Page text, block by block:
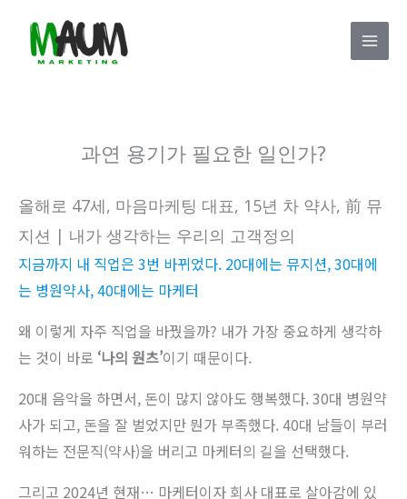
과연 용기가 필요한 일인가?
올해로 47세, 마음마케팅 대표, 15년 차 약사, 前 뮤
지션 | 내가 생각하는 우리의 고객정의
지금까지 내 직업은 3번 바뀌었다. 20대에는 뮤지션, 30대에
는 병원약사, 40대에는 마케터
왜 이렇게 자주 직업을 바꿨을까? 내가 가장 중요하게 생각하
는 것이 바로 ‘나의 원츠’이기 때문이다.
20대 음악을 하면서, 돈이 많지 않아도 행복했다. 30대 병원약
사가 되고, 돈을 잘 벌었지만 뭔가 부족했다. 40대 남들이 부러
워하는 전문직(약사)을 버리고 마케터의 길을 선택했다.
그리고 2024년 현재… 마케터이자 회사 대표로 살아감에 있